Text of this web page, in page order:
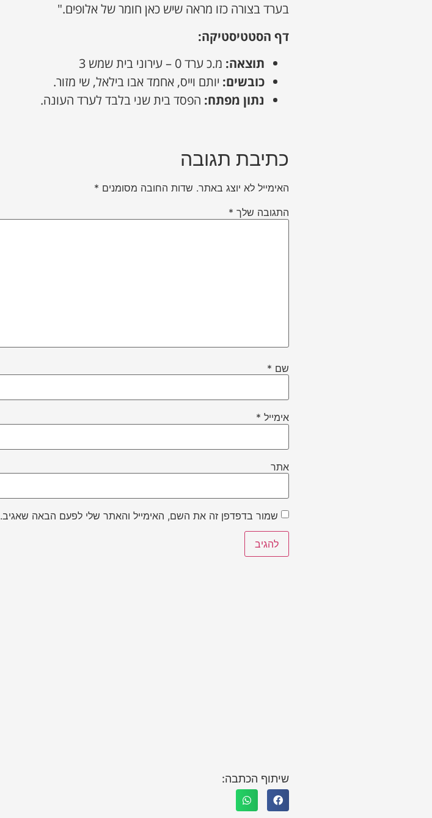
בערד בצורה כזו מראה שיש כאן חומר של אלופים."
דף הסטטיסטיקה:
תוצאה: מ.כ ערד 0 – עירוני בית שמש 3
כובשים: יותם וייס, אחמד אבו בילאל, שי מזור.
נתון מפתח: הפסד בית שני בלבד לערד העונה.
כתיבת תגובה
האימייל לא יוצג באתר. שדות החובה מסומנים *
התגובה שלך *
שם *
אימייל *
אתר
שמור בדפדפן זה את השם, האימייל והאתר שלי לפעם הבאה שאגיב.
שיתוף הכתבה: